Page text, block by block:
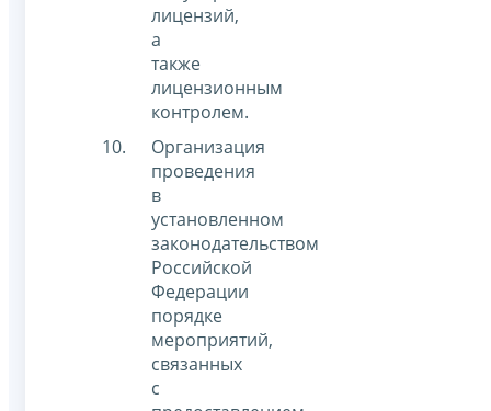
лицензий,
а
также
лицензионным
контролем.
Организация
проведения
в
установленном
законодательством
Российской
Федерации
порядке
мероприятий,
связанных
с